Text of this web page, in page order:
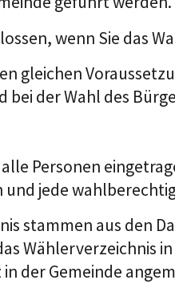
wenn Sie das
gleichen
bei der Wahl des
Personen
jede
stammen aus den
Wählerverzeichnis
der Gemeinde